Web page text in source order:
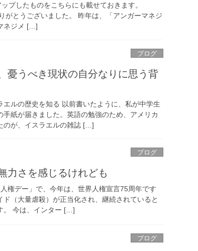
プしたものをこちらにも載せておきます。
とうございました。 昨年は、「アンガーマネジ
ネジメ […]
ブログ
憂うべき現状の自分なりに思う背
ルの歴史を知る 以前書いたように、私が中学生
紙が届きました。英語の勉強のため、アメリカ
のが、イスラエルの雑誌 […]
ブログ
力さを感じるけれども
権デー」で、今年は、世界人権宣言75周年です
（大量虐殺）が正当化され、継続されていると
。 今は、インター […]
ブログ